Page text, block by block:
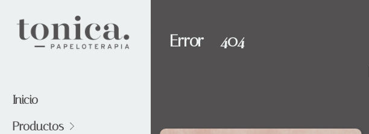
Inicio
Productos
Error - 404